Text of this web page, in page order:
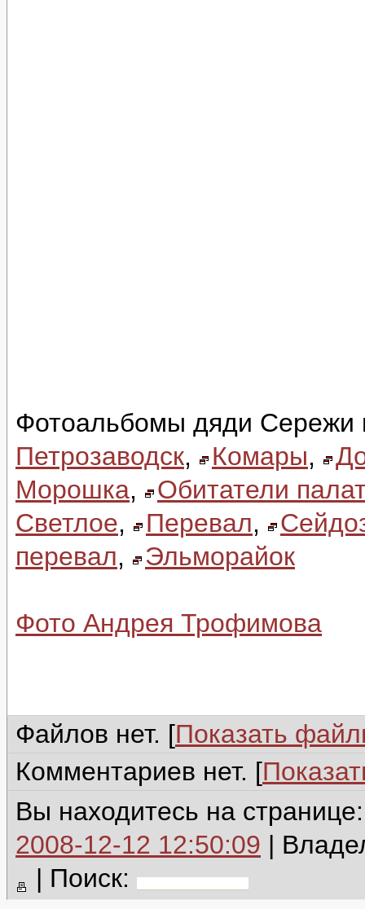
Фотоальбомы дяди Сережи
Петрозаводск, Комары,
Морошка,
Обитатели
Светлое, Перевал,
перевал, Эльморайок
Фото Андрея Трофимова
Файлов нет. [Показать
Комментариев нет. [
Вы находитесь на
2008-12-12 12:50:09 |
| Поиск: